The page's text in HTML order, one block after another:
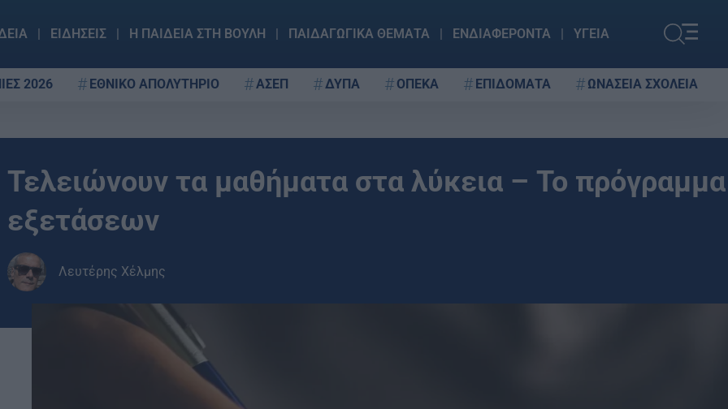
ΕΙΔΗΣΕΙΣ Η ΠΑΙΔΕΙΑ ΣΤΗ ΒΟΥΛΗ ΠΑΙΔΑΓΩΓΙΚΑ ΘΕΜΑΤΑ ΕΝΔΙΑΦΕΡΟΝΤΑ ΥΓΕΙΑ
2026 ΕΘΝΙΚΟ ΑΠΟΛΥΤΗΡΙΟ ΑΣΕΠ ΔΥΠΑ ΟΠΕΚΑ ΕΠΙΔΟΜΑΤΑ ΩΝΑΣΕΙΑ ΣΧΟΛΕΙΑ
Τελειώνουν τα μαθήματα στα λύκεια – Το
εξετάσεων
Λευτέρης Χέλμης